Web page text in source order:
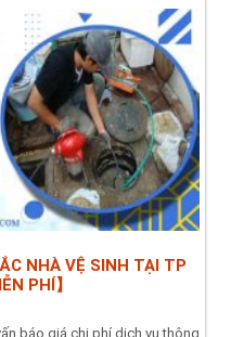
NHÀ VỆ SINH TẠI TP
PHÍ】
báo giá chi phí dịch vụ thông